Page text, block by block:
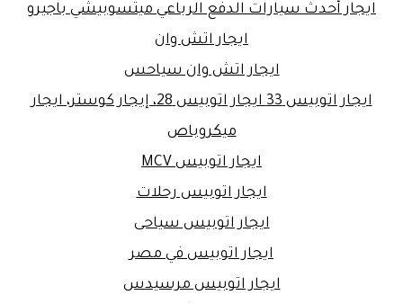
ايجار أحدث سيارات الدفع الرباعي ميتسوبيشي باجيرو
ايجار اتش وان
ايجار اتش وان سياحس
ايجار اتوبيس 33 ايجار اتوبيس 28، إيجار كوستر، ايجار
ميكروباص
ايجار اتوبيس MCV
ايجار اتوبيس رحلات
ايجار اتوبيس سياحى
ايجار اتوبيس في مصر
ايجار اتوبيس مرسيدس